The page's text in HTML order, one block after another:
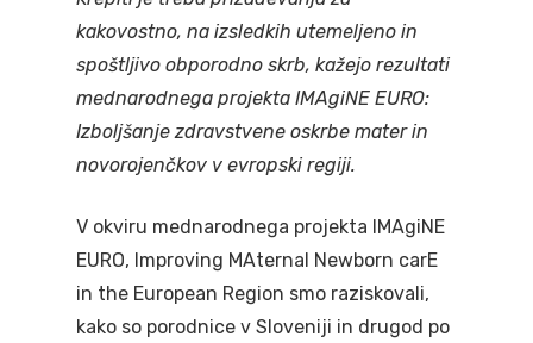
kakovostno, na izsledkih utemeljeno in
spoštljivo obporodno skrb, kažejo rezultati
mednarodnega projekta IMAgiNE EURO:
Izboljšanje zdravstvene oskrbe mater in
novorojenčkov v evropski regiji.
V okviru mednarodnega projekta IMAgiNE
EURO, Improving MAternal Newborn carE
in the European Region smo raziskovali,
kako so porodnice v Sloveniji in drugod po